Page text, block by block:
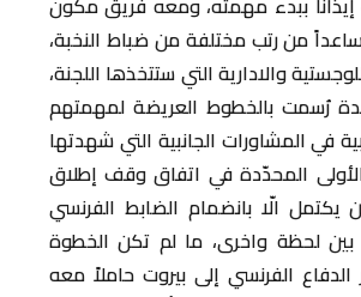
مساعداً من رتب مختلفة من ضباط النخبة،
والادارية التي ستتخذها اللجنة،
رُسمت بالخطوط العريضة لمهمتهم
في المشاورات الجانبية التي شهدتها
الأولى المحدّدة في اتفاق وقف إطلاق
يكتمل الّا بانضمام الضابط الفرنسي
بين لحظة واخرى، ما لم تكن الخطوة
الفرنسي إلى بيروت حاملاً معه